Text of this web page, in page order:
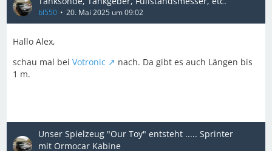
bl550 20. Mai 2025 um 09:02
Hallo Alex,
schau mal bei Votronic
nach. Da gibt es auch Längen bis
1 m.
Unser Spielzeug "Our Toy" entsteht ..... Sprinter
mit Ormocar Kabine